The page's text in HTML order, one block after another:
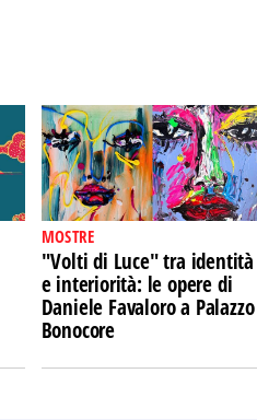
MOSTRE
"Volti di Luce" tra identità
e interiorità: le opere di
Daniele Favaloro a Palazzo
Bonocore